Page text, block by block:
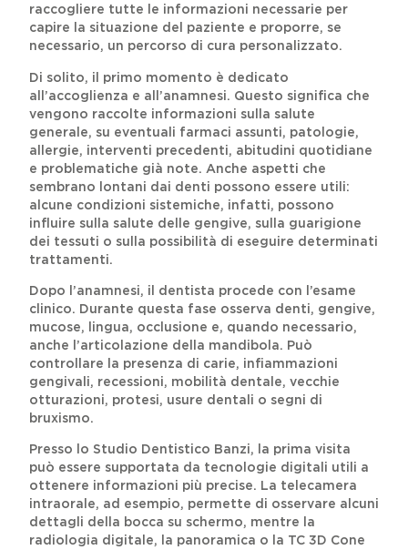
raccogliere tutte le informazioni necessarie per
capire la situazione del paziente e proporre, se
necessario, un percorso di cura personalizzato.
Di solito, il primo momento è dedicato
all’accoglienza e all’anamnesi. Questo significa che
vengono raccolte informazioni sulla salute
generale, su eventuali farmaci assunti, patologie,
allergie, interventi precedenti, abitudini quotidiane
e problematiche già note. Anche aspetti che
sembrano lontani dai denti possono essere utili:
alcune condizioni sistemiche, infatti, possono
influire sulla salute delle gengive, sulla guarigione
dei tessuti o sulla possibilità di eseguire determinati
trattamenti.
Dopo l’anamnesi, il dentista procede con l’esame
clinico. Durante questa fase osserva denti, gengive,
mucose, lingua, occlusione e, quando necessario,
anche l’articolazione della mandibola. Può
controllare la presenza di carie, infiammazioni
gengivali, recessioni, mobilità dentale, vecchie
otturazioni, protesi, usure dentali o segni di
bruxismo.
Presso lo Studio Dentistico Banzi, la prima visita
può essere supportata da tecnologie digitali utili a
ottenere informazioni più precise. La telecamera
intraorale, ad esempio, permette di osservare alcuni
dettagli della bocca su schermo, mentre la
radiologia digitale, la panoramica o la TC 3D Cone